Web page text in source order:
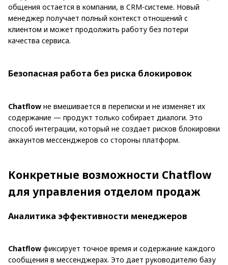
общения остается в компании, в CRM-системе. Новый
менеджер получает полный контекст отношений с
клиентом и может продолжить работу без потери
качества сервиса.
Безопасная работа без риска блокировок
Chatflow не вмешивается в переписки и не изменяет их
содержание — продукт только собирает диалоги. Это
способ интеграции, который не создает рисков блокировки
аккаунтов мессенджеров со стороны платформ.
Конкретные возможности Chatflow
для управления отделом продаж
Аналитика эффективности менеджеров
Chatflow фиксирует точное время и содержание каждого
сообщения в мессенджерах. Это дает руководителю базу